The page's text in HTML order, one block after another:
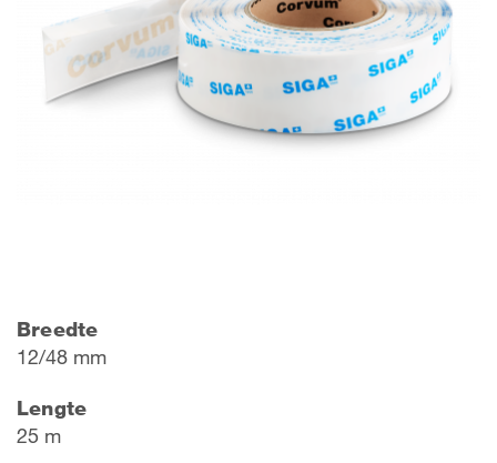
Breedte
12/48 mm
Lengte
25 m